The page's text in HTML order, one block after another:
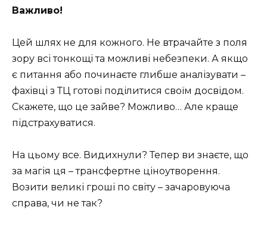
Важливо!
Цей шлях не для кожного. Не втрачайте з поля
зору всі тонкощі та можливі небезпеки. А якщо
є питання або починаєте глибше аналізувати –
фахівці з ТЦ готові поділитися своїм досвідом.
Скажете, що це зайве? Можливо… Але краще
підстрахуватися.
На цьому все. Видихнули? Тепер ви знаєте, що
за магія ця – трансфертне ціноутворення.
Возити великі гроші по світу – зачаровуюча
справа, чи не так?